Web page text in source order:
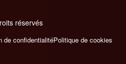
réservés
de confidentialitéPolitique de cookies